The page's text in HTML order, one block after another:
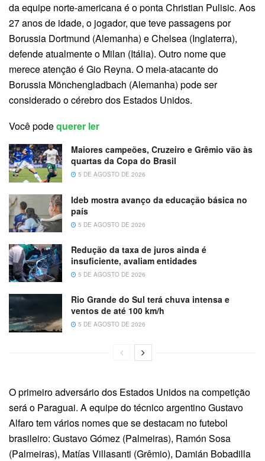
da equipe norte-americana é o ponta Christian Pulisic. Aos
27 anos de idade, o jogador, que teve passagens por
Borussia Dortmund (Alemanha) e Chelsea (Inglaterra),
defende atualmente o Milan (Itália). Outro nome que
merece atenção é Gio Reyna. O meia-atacante do
Borussia Mönchengladbach (Alemanha) pode ser
considerado o cérebro dos Estados Unidos.
Você podequerer ler
Maiores campeões, Cruzeiro e Grêmio vão às
quartas da Copa do Brasil
5 DE AGOSTO DE 2026
Ideb mostra avanço da educação básica no
país
5 DE AGOSTO DE 2026
Redução da taxa de juros ainda é
insuficiente, avaliam entidades
5 DE AGOSTO DE 2026
Rio Grande do Sul terá chuva intensa e
ventos de até 100 km/h
5 DE AGOSTO DE 2026
O primeiro adversário dos Estados Unidos na competição
será o Paraguai. A equipe do técnico argentino Gustavo
Alfaro tem vários nomes que se destacam no futebol
brasileiro: Gustavo Gómez (Palmeiras), Ramón Sosa
(Palmeiras), Matías Villasanti (Grêmio), Damián Bobadilla